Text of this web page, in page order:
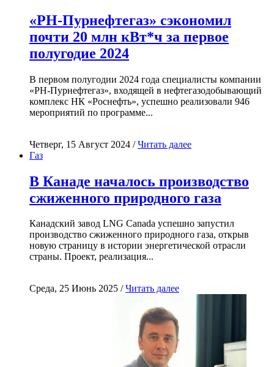
«РН-Пурнефтегаз» сэкономил
почти 20 млн кВт*ч за первое
полугодие 2024
В первом полугодии 2024 года специалисты компании
«РН-Пурнефтегаз», входящей в нефтегазодобывающий
комплекс НК «Роснефть», успешно реализовали 946
мероприятий по программе...
Четверг, 15 Август 2024 /Читать далее
Газ
В Канаде началось производство
сжиженного природного газа
Канадский завод LNG Canada успешно запустил
производство сжиженного природного газа, открыв
новую страницу в истории энергетической отрасли
страны. Проект, реализация...
Среда, 25 Июнь 2025 /Читать далее